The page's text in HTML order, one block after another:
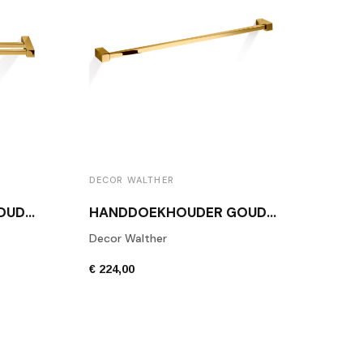
DUBBELE HANDDOEKHOUDER XL GLANS GOUD DECOR WALTHER CO HTD80
DECOR WALTHER
HANDDOEKHOUDER GOUD CO HTE40
Decor Walther
€ 224,00